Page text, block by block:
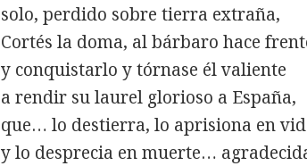
solo, perdido sobre tierra extraña,
Cortés la doma, al bárbaro hace
y conquistarlo y tórnase él valiente
a rendir su laurel glorioso a España,
que… lo destierra, lo aprisiona en
y lo desprecia en muerte…